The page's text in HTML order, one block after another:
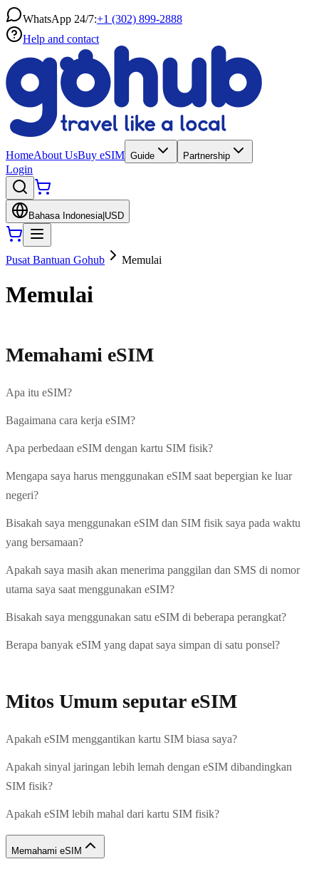
WhatsApp 24/7:+1 (302) 899-2888
Help and contact
HomeAbout UsBuy eSIM Guide Partnership
Login
Bahasa Indonesia| USD
Pusat Bantuan Gohub Memulai
Memulai
Memahami eSIM
Apa itu eSIM?
Bagaimana cara kerja eSIM?
Apa perbedaan eSIM dengan kartu SIM fisik?
Mengapa saya harus menggunakan eSIM saat bepergian ke luar
negeri?
Bisakah saya menggunakan eSIM dan SIM fisik saya pada waktu
yang bersamaan?
Apakah saya masih akan menerima panggilan dan SMS di nomor
utama saya saat menggunakan eSIM?
Bisakah saya menggunakan satu eSIM di beberapa perangkat?
Berapa banyak eSIM yang dapat saya simpan di satu ponsel?
Mitos Umum seputar eSIM
Apakah eSIM menggantikan kartu SIM biasa saya?
Apakah sinyal jaringan lebih lemah dengan eSIM dibandingkan
SIM fisik?
Apakah eSIM lebih mahal dari kartu SIM fisik?
Memahami eSIM